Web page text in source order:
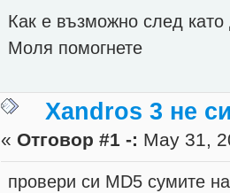
Как е възможно след
Моля помогнете
Xandros 3 не
« Отговор #1 -: May 31,
провери си MD5 сумите